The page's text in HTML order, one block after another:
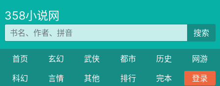
358小说网
搜索
首页 玄幻 武侠 都市 历史
网游
科幻
言情 其他 排行 完本 登录